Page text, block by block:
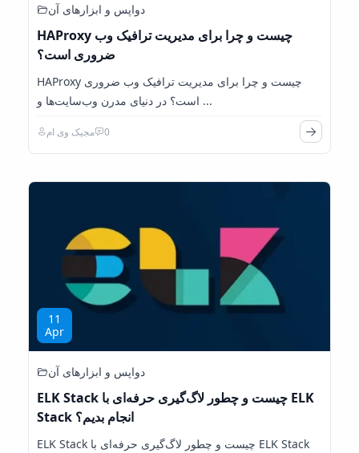
دواپس و ابزارهای آن
HAProxy چیست و چرا برای مدیریت ترافیک وب
ضروری است؟
HAProxy چیست و چرا برای مدیریت ترافیک وب ضروری
است؟ در دنیای مدرن وب‌سایت‌ها و ...
مجیک وی ام 0
11
Apr
دواپس و ابزارهای آن
ELK Stack چیست و چطور لاگ‌گیری حرفه‌ای با ELK
Stack انجام بدیم؟
ELK Stack چیست و چطور لاگ‌گیری حرفه‌ای با ELK Stack